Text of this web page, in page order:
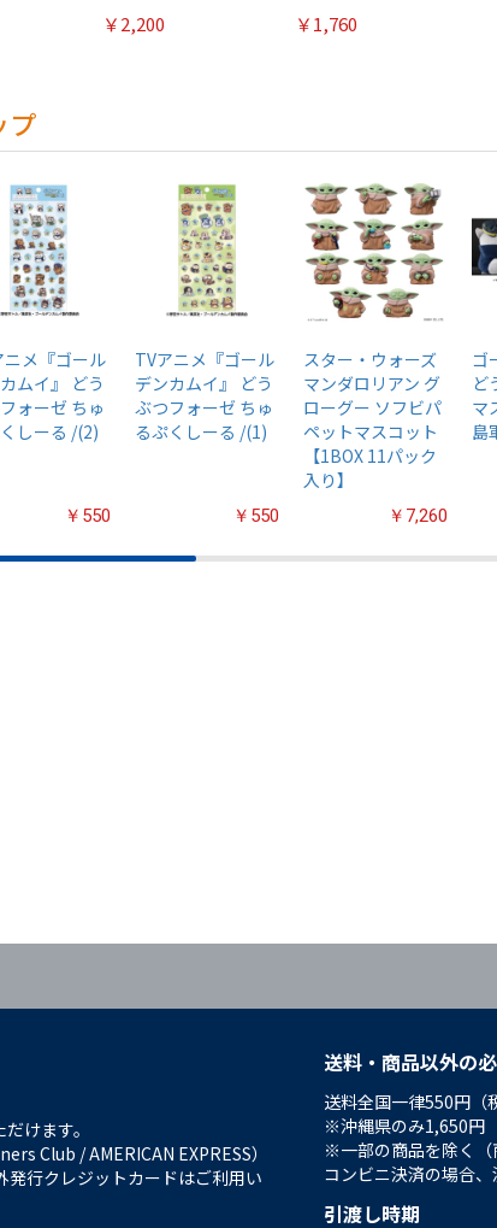
￥2,200 ￥1,760
プ
ニメ『ゴール
ムイ』 どう
ォーゼ ちゅ
しーる /(2)
￥550
TVアニメ『ゴール
デンカムイ』 どう
ぶつフォーゼ ちゅ
るぷくしーる /(1)
￥550
スター・ウォーズ
マンダロリアン グ
ローグー ソフビパ
ペットマスコット
【1BOX 11パック
入り】
￥7,260
ゴ
ど
マ
島
けます。
Club / AMERICAN EXPRESS）
発行クレジットカードはご利用い
送料・商品以外の
送料全国一律550円（
※沖縄県のみ1,650円
※一部の商品を除く（
コンビニ決済の場合、
引渡し時期